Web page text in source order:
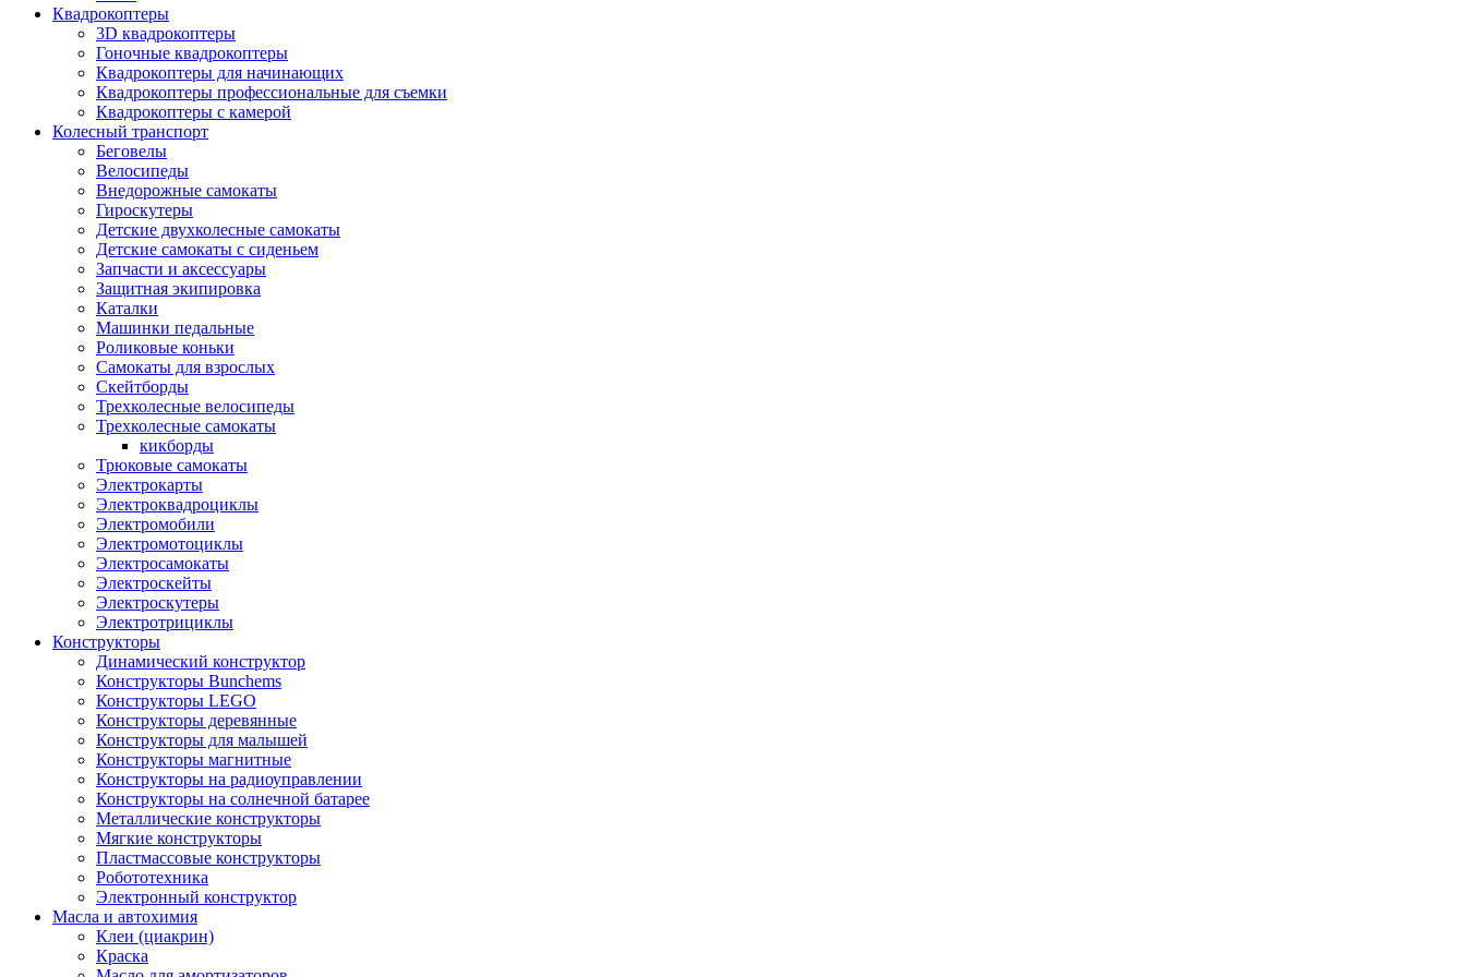
Квадрокоптеры
3D квадрокоптеры
Гоночные квадрокоптеры
Квадрокоптеры для начинающих
Квадрокоптеры профессиональные для съемки
Квадрокоптеры с камерой
Колесный транспорт
Беговелы
Велосипеды
Внедорожные самокаты
Гироскутеры
Детские двухколесные самокаты
Детские самокаты с сиденьем
Запчасти и аксессуары
Защитная экипировка
Каталки
Машинки педальные
Роликовые коньки
Самокаты для взрослых
Скейтборды
Трехколесные велосипеды
Трехколесные самокаты
кикборды
Трюковые самокаты
Электрокарты
Электроквадроциклы
Электромобили
Электромотоциклы
Электросамокаты
Электроскейты
Электроскутеры
Электротрициклы
Конструкторы
Динамический конструктор
Конструкторы Bunchems
Конструкторы LEGO
Конструкторы деревянные
Конструкторы для малышей
Конструкторы магнитные
Конструкторы на радиоуправлении
Конструкторы на солнечной батарее
Металлические конструкторы
Мягкие конструкторы
Пластмассовые конструкторы
Робототехника
Электронный конструктор
Масла и автохимия
Клеи (циакрин)
Краска